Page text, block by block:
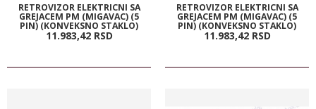
RETROVIZOR ELEKTRICNI SA
GREJACEM PM (MIGAVAC) (5
PIN) (KONVEKSNO STAKLO)
11.983,42 RSD
RETROVIZOR ELEKTRICNI SA
GREJACEM PM (MIGAVAC) (5
PIN) (KONVEKSNO STAKLO)
11.983,42 RSD